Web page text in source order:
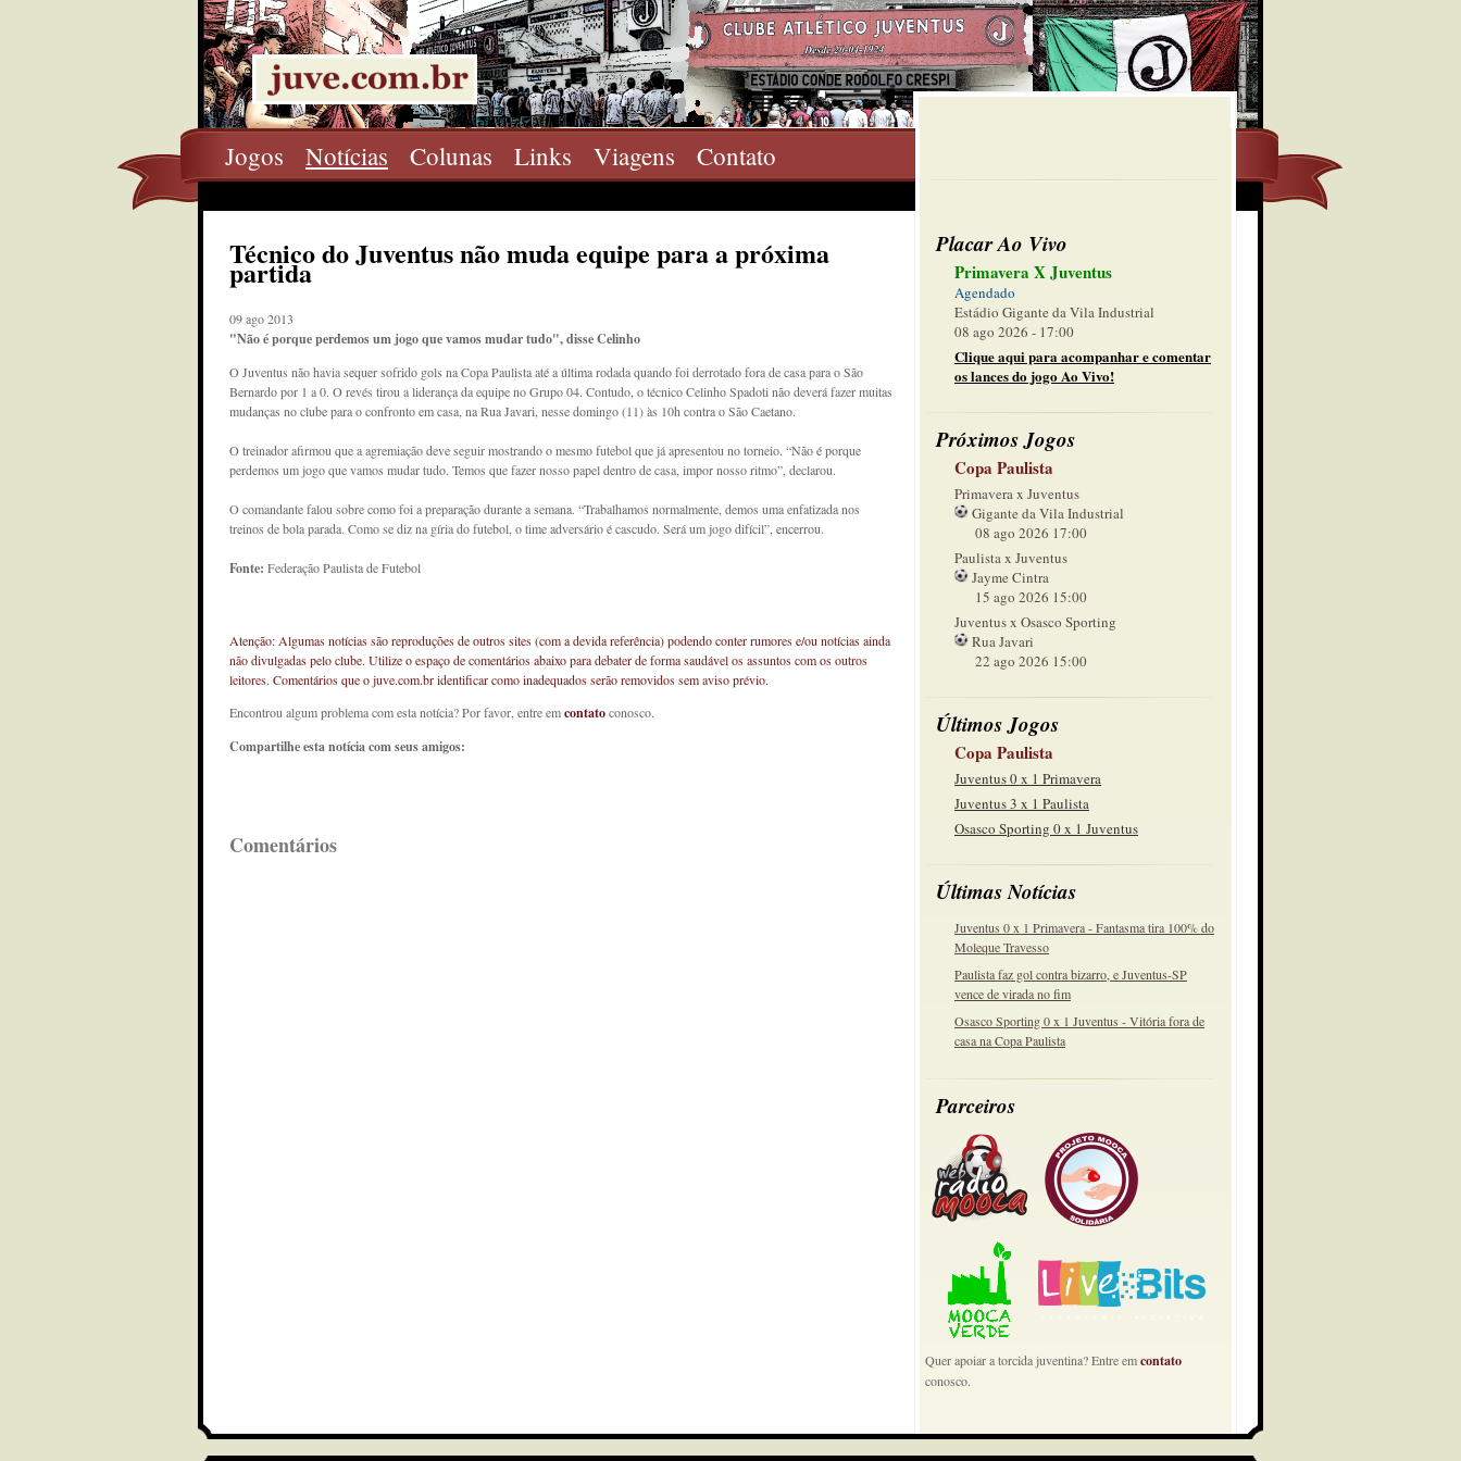
Jogos Notícias Colunas Links Viagens Contato
Placar Ao Vivo
Primavera X Juventus
Agendado
Estádio Gigante da Vila Industrial
08 ago 2026 - 17:00
Clique aqui para acompanhar e comentar
os lances do jogo Ao Vivo!
Próximos Jogos
Copa Paulista
Primavera x Juventus
Gigante da Vila Industrial
08 ago 2026 17:00
Paulista x Juventus
Jayme Cintra
15 ago 2026 15:00
Juventus x Osasco Sporting
Rua Javari
22 ago 2026 15:00
Últimos Jogos
Copa Paulista
Juventus 0 x 1 Primavera
Juventus 3 x 1 Paulista
Osasco Sporting 0 x 1 Juventus
Últimas Notícias
Juventus 0 x 1 Primavera - Fantasma tira 100% do
Moleque Travesso
Paulista faz gol contra bizarro, e Juventus-SP
vence de virada no fim
Osasco Sporting 0 x 1 Juventus - Vitória fora de
casa na Copa Paulista
Parceiros
Quer apoiar a torcida juventina? Entre emcontato
conosco.
Técnico do Juventus não muda equipe para a próxima
partida
09 ago 2013
"Não é porque perdemos um jogo que vamos mudar tudo", disse Celinho
O Juventus não havia sequer sofrido gols na Copa Paulista até a última rodada quando foi derrotado fora de casa para o São
Bernardo por 1 a 0. O revés tirou a liderança da equipe no Grupo 04. Contudo, o técnico Celinho Spadoti não deverá fazer muitas
mudanças no clube para o confronto em casa, na Rua Javari, nesse domingo (11) às 10h contra o São Caetano.
O treinador afirmou que a agremiação deve seguir mostrando o mesmo futebol que já apresentou no torneio. “Não é porque
perdemos um jogo que vamos mudar tudo. Temos que fazer nosso papel dentro de casa, impor nosso ritmo”, declarou.
O comandante falou sobre como foi a preparação durante a semana. “Trabalhamos normalmente, demos uma enfatizada nos
treinos de bola parada. Como se diz na gíria do futebol, o time adversário é cascudo. Será um jogo difícil”, encerrou.
Fonte: Federação Paulista de Futebol
Atenção: Algumas notícias são reproduções de outros sites (com a devida referência) podendo conter rumores e/ou notícias ainda
não divulgadas pelo clube. Utilize o espaço de comentários abaixo para debater de forma saudável os assuntos com os outros
leitores. Comentários que o juve.com.br identificar como inadequados serão removidos sem aviso prévio.
Encontrou algum problema com esta notícia? Por favor, entre emcontatoconosco.
Compartilhe esta notícia com seus amigos:
Comentários